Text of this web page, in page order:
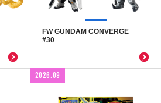
FW GUNDAM CONVERGE
#30
2026.09